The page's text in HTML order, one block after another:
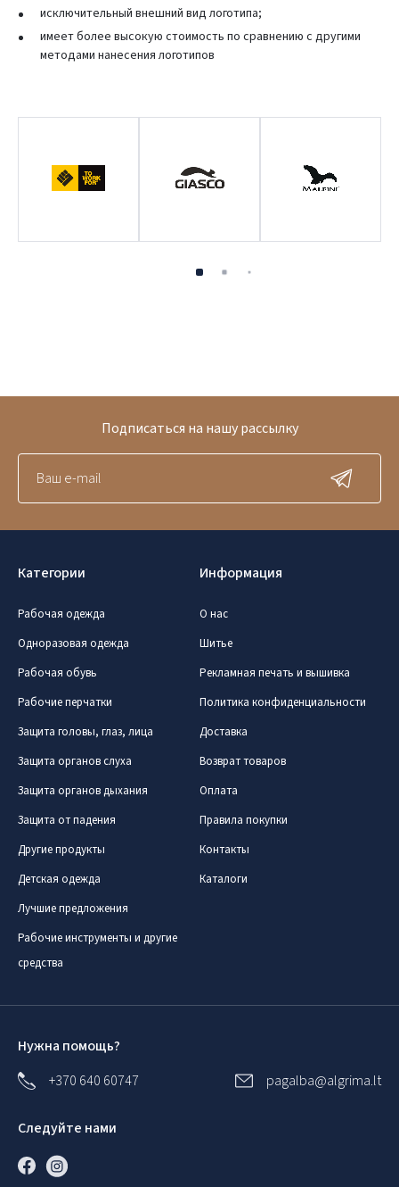
исключительный внешний вид логотипа;
имеет более высокую стоимость по сравнению с другими
методами нанесения логотипов
Категории
Рабочая одежда
Одноразовая одежда
Рабочая обувь
Рабочие перчатки
Защита головы, глаз, лица
Защита органов слуха
Защита органов дыхания
Защита от падения
Другие продукты
Детская одежда
Лучшие предложения
Рабочие инструменты и другие
средства
Информация
О нас
Шитье
Рекламная печать и вышивка
Политика конфиденциальности
Доставка
Возврат товаров
Оплата
Правила покупки
Контакты
Каталоги
Подписаться на нашу рассылку
Нужна помощь?
+370 640 60747
pagalba@algrima.lt
Следуйте нами
Prisijungti
Google